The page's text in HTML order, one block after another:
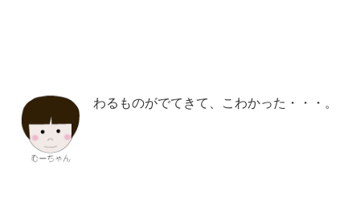
わるものがでてきて、こわかった・・・。